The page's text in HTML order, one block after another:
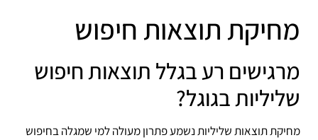
מחיקת תוצאות חיפוש
מרגישים רע בגלל תוצאות חיפוש
שליליות בגוגל?
מחיקת תוצאות שליליות נשמע פתרון מעולה למי שמגלה בחיפוש